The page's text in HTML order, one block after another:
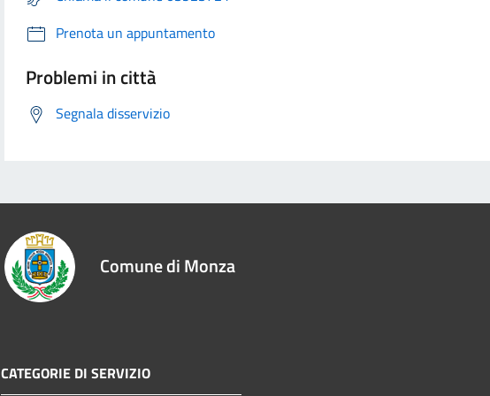
Prenota un appuntamento
Problemi in città
Segnala disservizio
Comune di Monza
CATEGORIE DI SERVIZIO